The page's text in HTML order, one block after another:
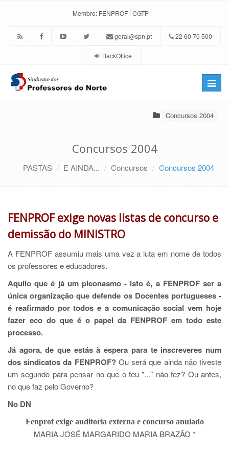
Membro: FENPROF | CGTP
geral@spn.pt 22 60 70 500
BackOffice
Toggle
Concursos 2004
Concursos 2004
PASTAS E AINDA... Concursos Concursos 2004
FENPROF exige novas listas de concurso e
demissão do MINISTRO
A FENPROF assumiu mais uma vez a luta em nome de todos
os professores e educadores.
Aquilo que é já um pleonasmo - isto é, a FENPROF ser a
única organização que defende os Docentes portugueses -
é reafirmado por todos e a comunicação social vem hoje
fazer eco do que é o papel da FENPROF em todo este
processo.
Já agora, de que estás à espera para te inscreveres num
dos sindicatos da FENPROF?Ou será que ainda não tiveste
um segundo para pensar no que o teu "..." não fez? Ou antes,
no que faz pelo Governo?
No DN
Fenprof exige auditoria externa e concurso anulado
MARIA JOSÉ MARGARIDO MARIA BRAZÃO *